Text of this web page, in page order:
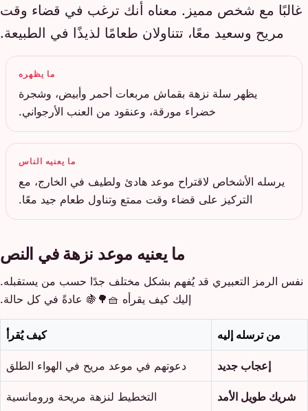
غالبًا مع شخص مميز. معناه أنك ترغب في قضاء وقت
مريح وسعيد معًا، تتناولان طعامًا لذيذًا في الطبيعة.
ما يظهره
يظهر سلة نزهة بقماش مربعات أحمر وأبيض، وشجرة
خضراء مورقة، وعنقود من العنب الأرجواني.
ما يعنيه الناس
يرسله الأشخاص لاقتراح موعد هادئ ولطيف في الخارج، مع
التركيز على قضاء وقت ممتع وتناول طعام جيد معًا.
ما يعنيه موعد نزهة في النص
نفس الرمز التعبيري قد يُفهم بشكل مختلف جدًا حسب من يستقبله.
إليك كيف يقرأه 🧺🌳🍇 عادةً في كل حالة.
من ترسله إليه كيف يُقرأ
إعجاب جديد دعوتهم في موعد مريح في الهواء الطلق
شريك طويل الأمد التخطيط لنزهة مريحة ورومانسية